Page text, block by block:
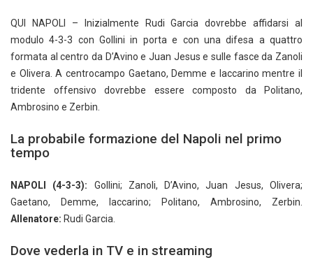
QUI NAPOLI – Inizialmente Rudi Garcia dovrebbe affidarsi al
modulo 4-3-3 con Gollini in porta e con una difesa a quattro
formata al centro da D’Avino e Juan Jesus e sulle fasce da Zanoli
e Olivera. A centrocampo Gaetano, Demme e Iaccarino mentre il
tridente offensivo dovrebbe essere composto da Politano,
Ambrosino e Zerbin.
La probabile formazione del Napoli nel primo
tempo
NAPOLI (4-3-3): Gollini; Zanoli, D’Avino, Juan Jesus, Olivera;
Gaetano, Demme, Iaccarino; Politano, Ambrosino, Zerbin.
Allenatore: Rudi Garcia.
Dove vederla in TV e in streaming